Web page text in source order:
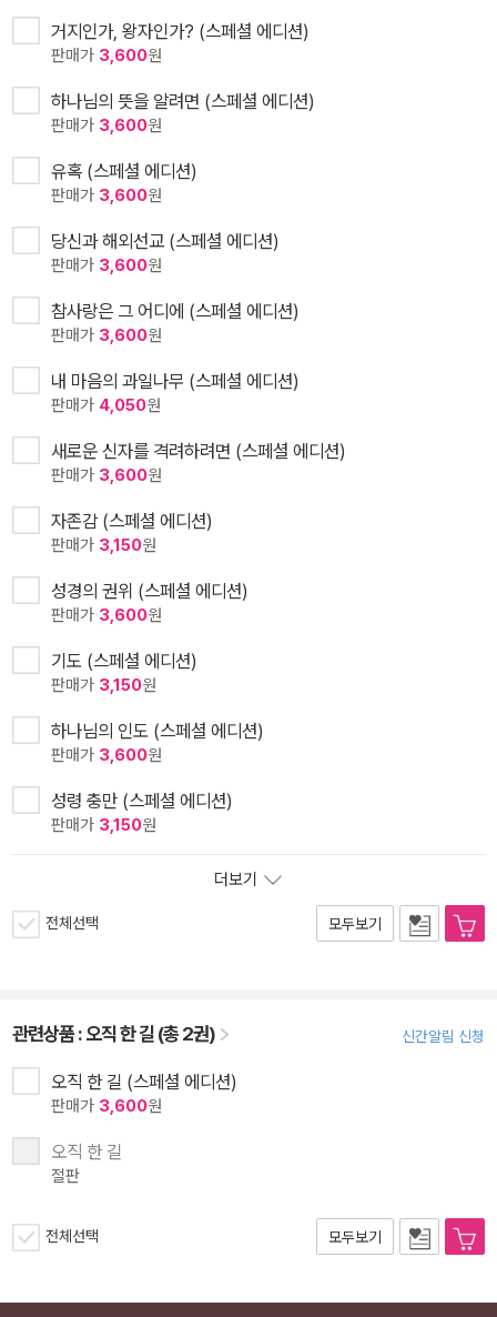
거지인가, 왕자인가? (스페셜 에디션)
판매가 3,600원
하나님의 뜻을 알려면 (스페셜 에디션)
판매가 3,600원
유혹 (스페셜 에디션)
판매가 3,600원
당신과 해외선교 (스페셜 에디션)
판매가 3,600원
참사랑은 그 어디에 (스페셜 에디션)
판매가 3,600원
내 마음의 과일나무 (스페셜 에디션)
판매가 4,050원
새로운 신자를 격려하려면 (스페셜 에디션)
판매가 3,600원
자존감 (스페셜 에디션)
판매가 3,150원
성경의 권위 (스페셜 에디션)
판매가 3,600원
기도 (스페셜 에디션)
판매가 3,150원
하나님의 인도 (스페셜 에디션)
판매가 3,600원
성령 충만 (스페셜 에디션)
판매가 3,150원
더보기
전체선택 모두보기
관련상품 :오직 한 길 (총 2권) 신간알림 신청
오직 한 길 (스페셜 에디션)
판매가 3,600원
오직 한 길
절판
전체선택 모두보기